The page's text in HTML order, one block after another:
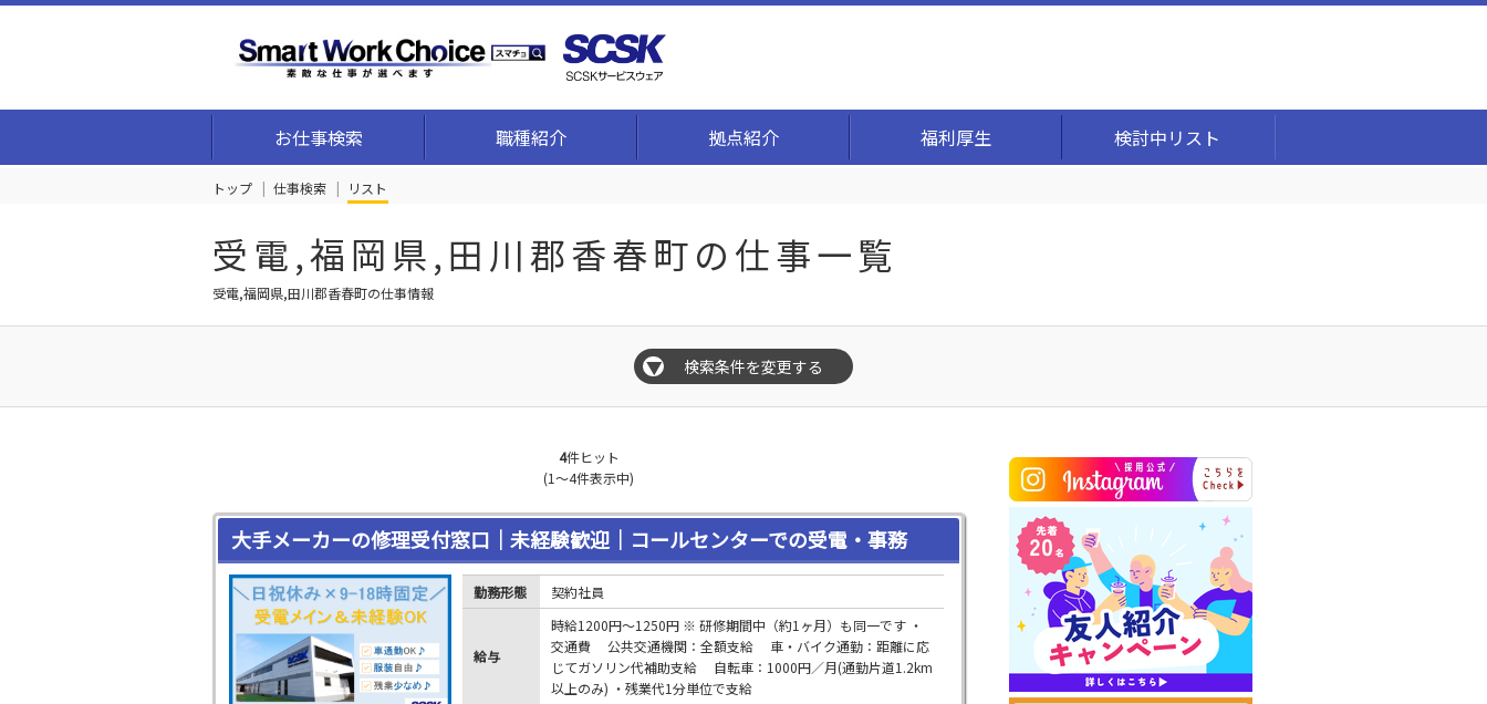
お仕事検索 職種紹介 拠点紹介 福利厚生 検討中リスト
トップ 仕事検索 リスト
受電,福岡県,田川郡香春町の仕事一覧
受電,福岡県,田川郡香春町の仕事情報
▼ 検索条件を変更する
4件ヒット
(1～4件表示中)
大手メーカーの修理受付窓口｜未経験歓迎｜コールセンターでの受電・事務
勤務形態 契約社員
給与
時給1200円～1250円 ※ 研修期間中（約1ヶ月）も同一です ・
交通費 公共交通機関：全額支給 車・バイク通勤：距離に応
じてガソリン代補助支給 自転車：1000円／月(通勤片道1.2km
以上のみ) ・残業代1分単位で支給